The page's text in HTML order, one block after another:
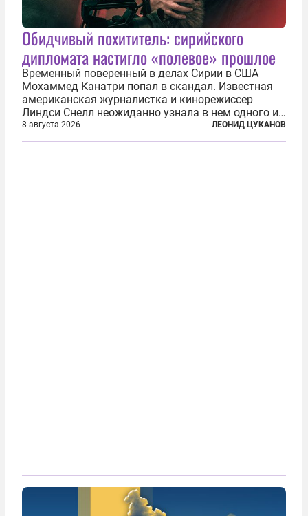
Обидчивый похититель: сирийского
дипломата настигло «полевое» прошлое
Временный поверенный в делах Сирии в США
Мохаммед Канатри попал в скандал. Известная
американская журналистка и кинорежиссер
Линдси Снелл неожиданно узнала в нем одного из
бандитов, похитивших ее в сирийском Алеппо в
2016 году. Журналистка убеждена, что Канатри, в
8 августа 2026 ЛЕОНИД ЦУКАНОВ